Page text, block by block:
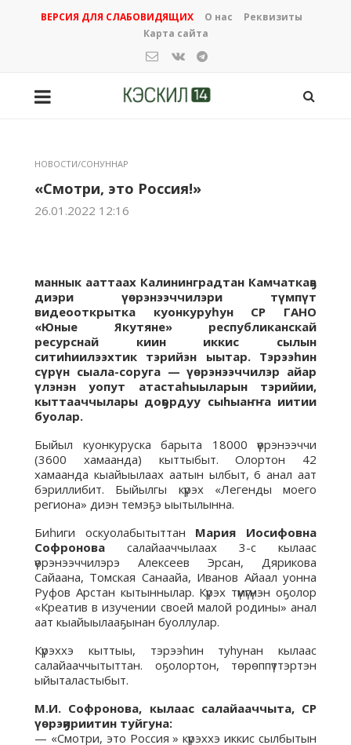
ВЕРСИЯ ДЛЯ СЛАБОВИДЯЩИХ О нас
Реквизиты
Карта сайта
НОВОСТИ/СОНУННАР
«Смотри, это Россия!»
26.01.2022 12:16
маннык ааттаах Калининградтан Камчаткаҕа
диэри үөрэнээччилэри түмпүт
видеооткрытка куонкуруһун СР ГАНО
«Юные Якутяне» республиканскай
ресурснай киин иккис сылын
ситиhиилээхтик тэрийэн ыытар. Тэрээһин
сүрүн сыала-соруга — үөрэнээччилэр айар
үлэнэн уопут атастаһыыларын тэрийии,
кыттааччылары доҕордуу сыhыаҥҥа иитии
буолар.
Быйыл куонкуруска барыта 18000 үөрэнээччи
(3600 хамаанда) кыттыбыт. Олортон 42
хамаанда кыайыылаах аатын ылбыт, 6 анал аат
бэриллибит. Быйылгы күрэх «Легенды моего
региона» диэн темэҕэ ыытылынна.
Биһиги оскуолабытыттан Мария Иосифовна
Софронова салайааччылаах 3-с кылаас
үөрэнээччилэрэ Алексеев Эрсан, Дярикова
Сайаана, Томская Санаайа, Иванов Айаал уонна
Руфов Арстан кытыннылар. Күрэх түмүгүнэн оҕолор
«Креатив в изучении своей малой родины» анал
аат кыайыылааҕынан буоллулар.
Күрэххэ кыттыы, тэрээһин туhунан кылаас
салайааччытыттан. оҕолортон, төрөппүттэртэн
ыйыталастыбыт.
М.И. Софронова, кылаас салайааччыта, СР
үөрэҕириитин туйгуна:
— «Смотри, это Россия » күрэххэ иккис сылбытын